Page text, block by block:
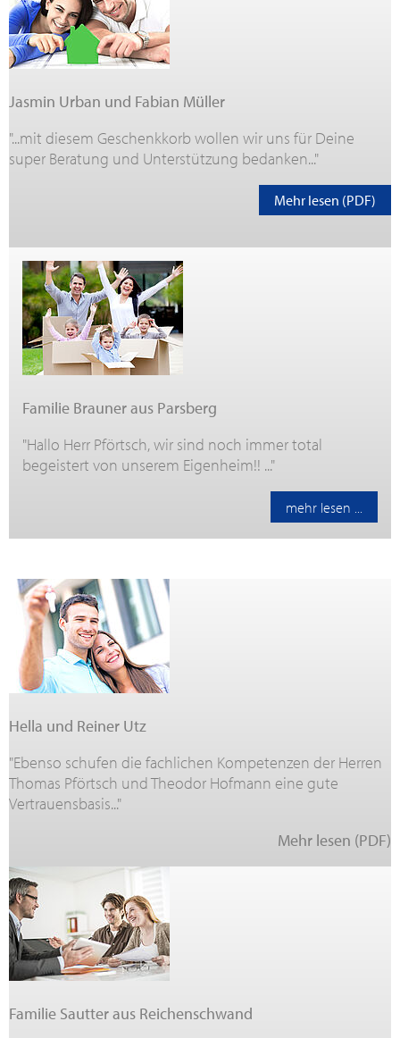
Jasmin Urban und Fabian Müller
"...mit diesem Geschenkkorb wollen wir uns für Deine
super Beratung und Unterstützung bedanken..."
Mehr lesen (PDF)
Familie Brauner aus Parsberg
"Hallo Herr Pförtsch, wir sind noch immer total
begeistert von unserem Eigenheim!! ..."
mehr lesen ...
Hella und Reiner Utz
"Ebenso schufen die fachlichen Kompetenzen der Herren
Thomas Pförtsch und Theodor Hofmann eine gute
Vertrauensbasis..."
Mehr lesen (PDF)
Familie Sautter aus Reichenschwand